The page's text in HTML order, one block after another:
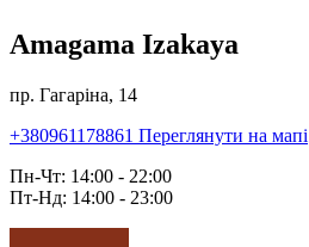
Amagama Izakaya
пр. Гагаріна, 14
+380961178861 Переглянути на мапі
Пн-Чт: 14:00 - 22:00
Пт-Нд: 14:00 - 23:00